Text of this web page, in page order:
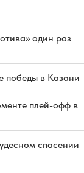
один раз
победы в Казани
плей-офф в
спасении